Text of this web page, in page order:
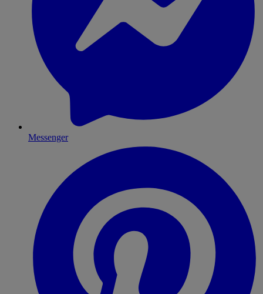
Messenger